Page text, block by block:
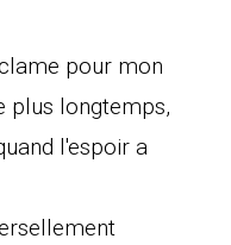
pour mon
plus longtemps,
l'espoir a